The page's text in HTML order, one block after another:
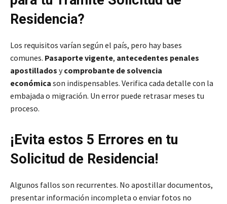
Residencia?
Los requisitos varían según el país, pero hay bases
comunes. Pasaporte vigente, antecedentes penales
apostillados ycomprobante de solvencia
económica son indispensables. Verifica cada detalle con la
embajada o migración. Un error puede retrasar meses tu
proceso.
¡Evita estos 5 Errores en tu
Solicitud de Residencia!
Algunos fallos son recurrentes. No apostillar documentos,
presentar información incompleta o enviar fotos no